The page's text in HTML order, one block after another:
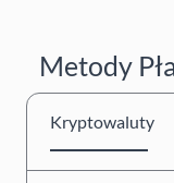
Metody
Kryptowaluty